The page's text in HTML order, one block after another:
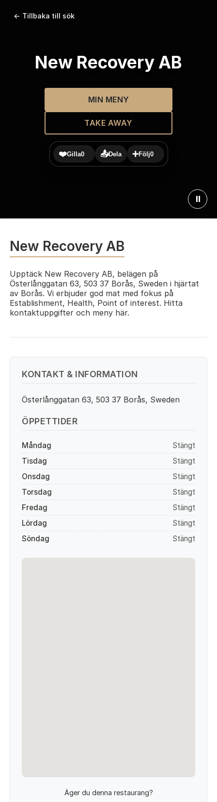
← Tillbaka till sök
New Recovery AB
MIN MENY
TAKE AWAY
❤️Gilla0 📤Dela ➕Följ0
⏸
New Recovery AB
Upptäck New Recovery AB, belägen på
Österlånggatan 63, 503 37 Borås, Sweden i hjärtat
av Borås. Vi erbjuder god mat med fokus på
Establishment, Health, Point of interest. Hitta
kontaktuppgifter och meny här.
KONTAKT & INFORMATION
Österlånggatan 63, 503 37 Borås, Sweden
ÖPPETTIDER
Måndag
Stängt
Tisdag
Stängt
Onsdag
Stängt
Torsdag
Stängt
Fredag
Stängt
Lördag
Stängt
Söndag
Stängt
Äger du denna restaurang?